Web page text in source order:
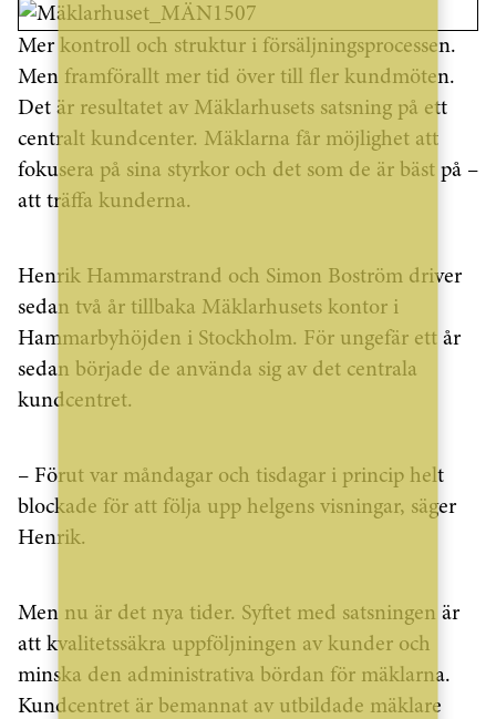
Mer kontroll och struktur i försäljningsprocessen.
Men framförallt mer tid över till fler kundmöten.
Det är resultatet av Mäklarhusets satsning på ett
centralt kundcenter. Mäklarna får möjlighet att
fokusera på sina styrkor och det som de är bäst på –
att träffa kunderna.
Henrik Hammarstrand och Simon Boström driver
sedan två år tillbaka Mäklarhusets kontor i
Hammarbyhöjden i Stockholm. För ungefär ett år
sedan började de använda sig av det centrala
kundcentret.
– Förut var måndagar och tisdagar i princip helt
blockade för att följa upp helgens visningar, säger
Henrik.
Men nu är det nya tider. Syftet med satsningen är
att kvalitetssäkra uppföljningen av kunder och
minska den administrativa bördan för mäklarna.
Kundcentret är bemannat av utbildade mäklare